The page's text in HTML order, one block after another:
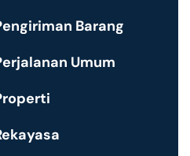
Barang
Umum